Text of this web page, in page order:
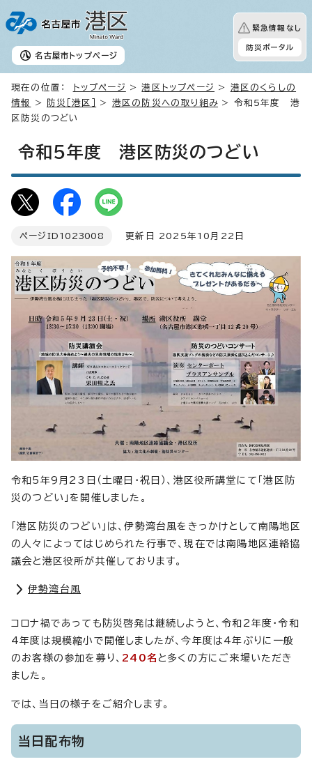
名古屋市 トップページ
緊急情報なし
防災ポータル
現在の位置： トップページ >港区トップページ > 港区のくらしの
情報
> 防災［港区］ > 港区の防災への取り組み > 令和5年度 港
区防災のつどい
令和5年度 港区防災のつどい
ページID 1023008 更新日 2025年10月22日
令和5年9月23日（土曜日・祝日）、港区役所講堂にて「港区防
災のつどい」を開催しました。
「港区防災のつどい」は、伊勢湾台風をきっかけとして南陽地区
の人々によってはじめられた行事で、現在では南陽地区連絡協
議会と港区役所が共催しております。
伊勢湾台風
コロナ禍であっても防災啓発は継続しようと、令和2年度・令和
4年度は規模縮小で開催しましたが、今年度は4年ぶりに一般
のお客様の参加を募り、 240名 と多くの方にご来場いただき
ました。
では、当日の様子をご紹介します。
当日配布物